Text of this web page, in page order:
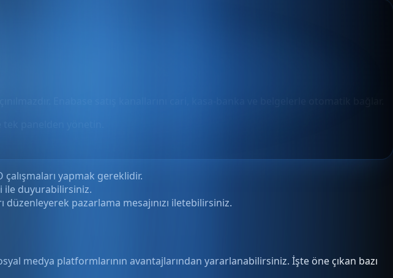
yapmak gereklidir.
ile duyurabilirsiniz.
pazarlama mesajınızı iletebilirsiniz.
medya platformlarının avantajlarından yararlanabilirsiniz. İşte öne çıkan bazı